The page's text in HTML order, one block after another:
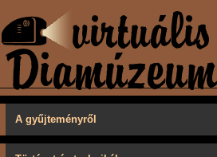
A gyűjteményről